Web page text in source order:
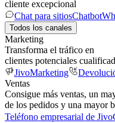
cliente excepcional
Chat para sitiosChatbot
Todos los canales
Marketing
Transforma el tráfico en
clientes potenciales
JivoMarketing
Ventas
Consigue más ventas, un
de los pedidos y una mayor
Teléfono empresarial de